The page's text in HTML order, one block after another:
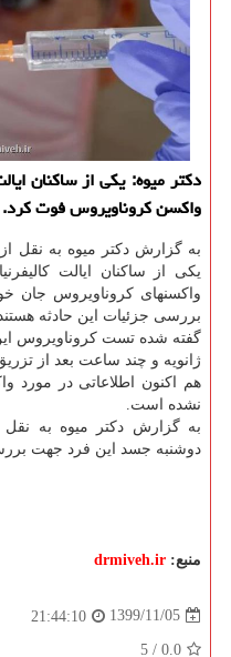
دکتر میوه: یکی از ساکنان
واکسن کروناویروس فوت کرد.
به گزارش دکتر میوه به نقل از
یکی از ساکنان ایالت
واکسنهای کروناویروس جان
بررسی جزئیات این حادثه
ژانویه و چند ساعت بعد از
هم اکنون اطلاعاتی در مورد
نشده است.
به گزارش دکتر میوه به
دوشنبه جسد این فرد جهت
منبع: drmiveh.ir
1399/11/05
21:44:10
0.0
/ 5